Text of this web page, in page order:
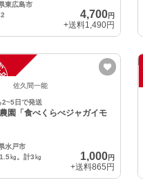
東広島市
4,700円
+送料1,490円
佐久間一能
2~5日で発送
園「食べくらべジャガイモ
水戸市
㎏。計3㎏
1,000円
+送料865円